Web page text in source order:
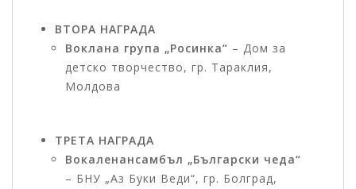
ВТОРА НАГРАДА
Воклана група „Росинка“ – Дом за
детско творчество, гр. Тараклия,
Молдова
ТРЕТА НАГРАДА
Вокаленансамбъл „Български чеда“
– БНУ „Аз Буки Веди“, гр. Болград,